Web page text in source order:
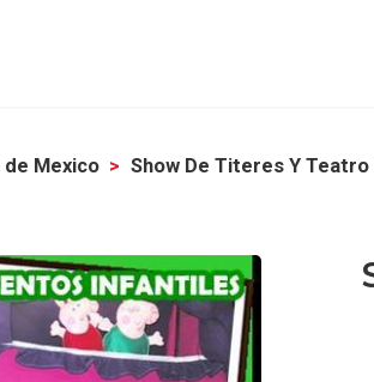
Mexico Show De Titeres Y Teatro